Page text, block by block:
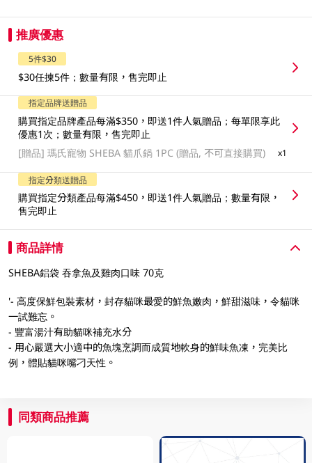
推廣優惠
5件$30
$30任揀5件；數量有限，售完即止
指定品牌送贈品
購買指定品牌產品每滿$350，即送1件人氣贈品；每單限享此
優惠1次；數量有限，售完即止
[贈品]瑪氏寵物 SHEBA 貓爪鍋 1PC (贈品, 不可直接購買) x1
指定分類送贈品
購買指定分類產品每滿$450，即送1件人氣贈品；數量有限，
售完即止
商品詳情
SHEBA鋁袋 吞拿魚及雞肉口味 70克
'- 高度保鮮包裝素材，封存貓咪最愛的鮮魚嫩肉，鮮甜滋味，令貓咪
一試難忘。
- 豐富湯汁有助貓咪補充水分
- 用心嚴選大小適中的魚塊烹調而成質地軟身的鮮味魚凍，完美比
例，體貼貓咪嘴刁天性。
同類商品推薦